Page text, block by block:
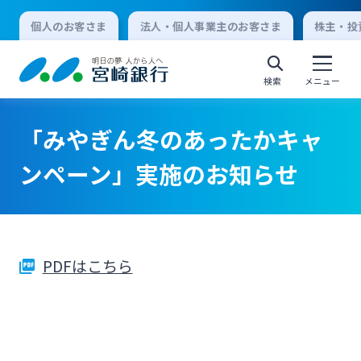
個人のお客さま 法人・個人事業主のお客さま 株主・
検索 メニュー
個人向けインターネットバンキング
ログオン
法人向けインターネットバンキング
「みやぎん冬のあったかキャ
ンペーン」実施のお知らせ
PDFはこちら